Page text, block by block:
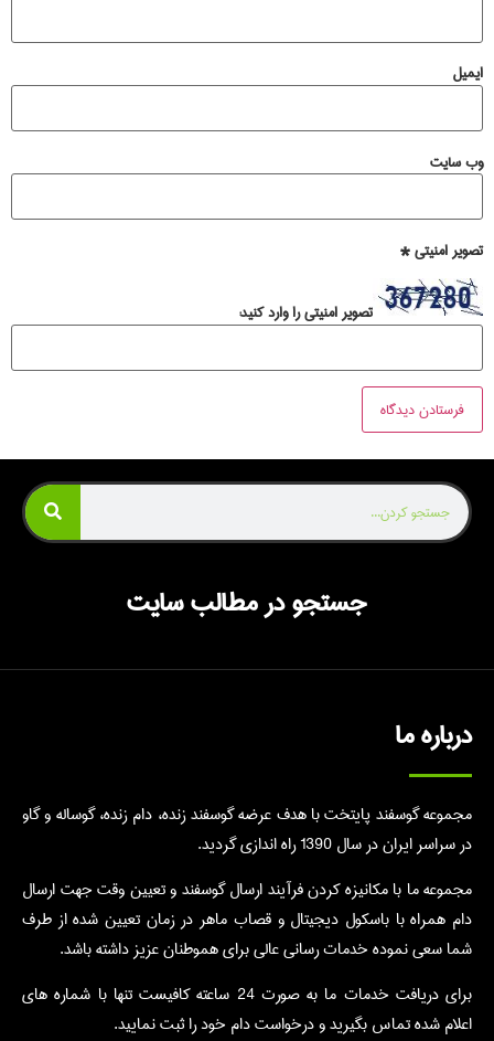
ایمیل
وب‌ سایت
تصویر امنیتی*
تصویر امنیتی را وارد کنید:
جستجو در مطالب سایت
درباره ما
مجموعه گوسفند پایتخت با هدف عرضه گوسفند زنده، دام زنده، گوساله و گاو
در سراسر ایران در سال 1390 راه اندازی گردید.
مجموعه ما با مکانیزه کردن فرآیند ارسال گوسفند و تعیین وقت جهت ارسال
دام همراه با باسکول دیجیتال و قصاب ماهر در زمان تعیین شده از طرف
شما سعی نموده خدمات رسانی عالی برای هموطنان عزیز داشته باشد.
برای دریافت خدمات ما به صورت 24 ساعته کافیست تنها با شماره های
اعلام شده تماس بگیرید و درخواست دام خود را ثبت نمایید.